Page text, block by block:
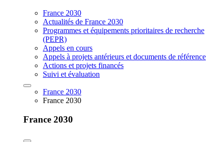
France 2030
Actualités de France 2030
Programmes et équipements prioritaires de recherche
(PEPR)
Appels en cours
Appels à projets antérieurs et documents de référence
Actions et projets financés
Suivi et évaluation
France 2030
France 2030
France 2030